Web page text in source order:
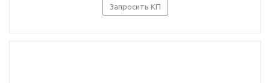
Запросить КП